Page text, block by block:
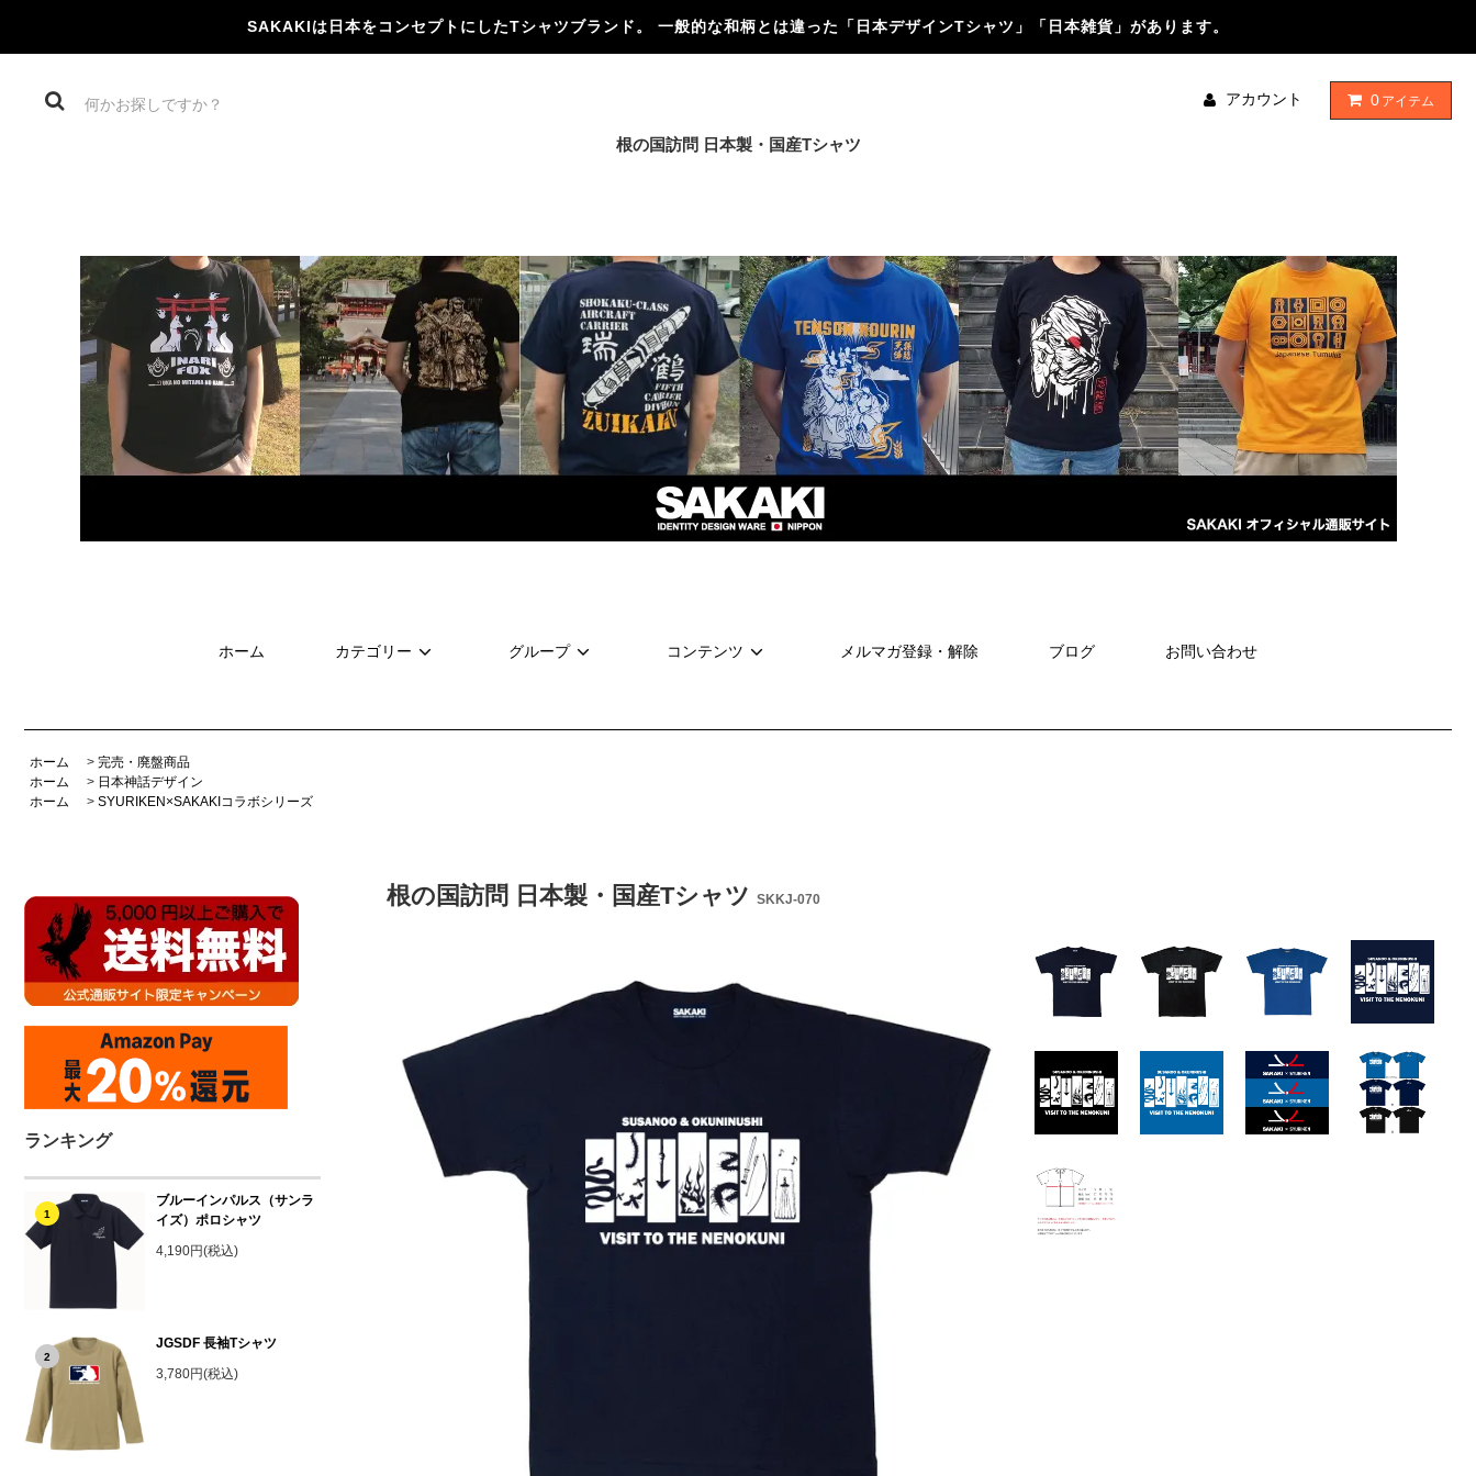
SAKAKIは日本をコンセプトにしたTシャツブランド。 一般的な和柄とは違った「日本デザインTシャツ」「日本雑貨」があります。
アカウント 0 アイテム
根の国訪問 日本製・国産Tシャツ
ホーム カテゴリー グループ コンテンツ メルマガ登録・解除 ブログ お問い合わせ
ホーム > 完売・廃盤商品
ホーム
> 日本神話デザイン
ホーム
> SYURIKEN×SAKAKIコラボシリーズ
ランキング
1
ブルーインパルス（サンラ
イズ）ポロシャツ
4,190円(税込)
2
JGSDF 長袖Tシャツ
3,780円(税込)
根の国訪問 日本製・国産Tシャツ SKKJ-070